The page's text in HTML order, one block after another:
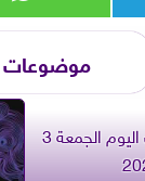
موضوعات
برج السرطان.. حظك اليوم الجمعة 3